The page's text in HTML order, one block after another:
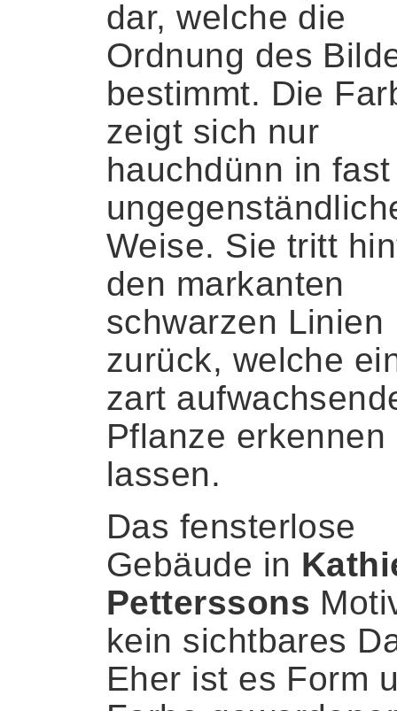
dar, welche die
Ordnung des
bestimmt. Die
zeigt sich nur
hauchdünn in fast
Weise. Sie tritt
den markanten
schwarzen Linien
zurück, welche
zart
Pflanze erkennen
lassen.
Das fensterlose
Gebäude in
Petterssons
kein sichtbares
Eher ist es Form